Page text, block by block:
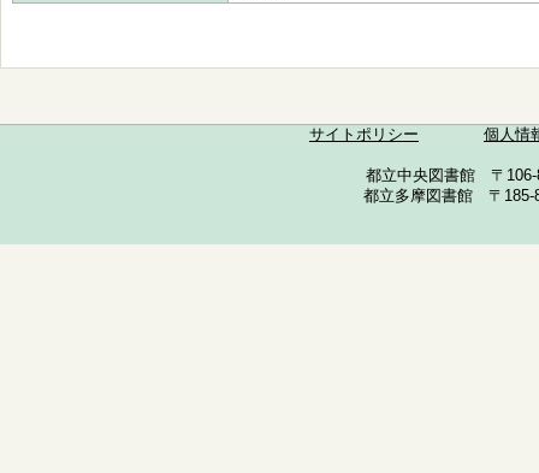
サイトポリシー 個人情
都立中央図書館 〒
都立多摩図書館 〒185-